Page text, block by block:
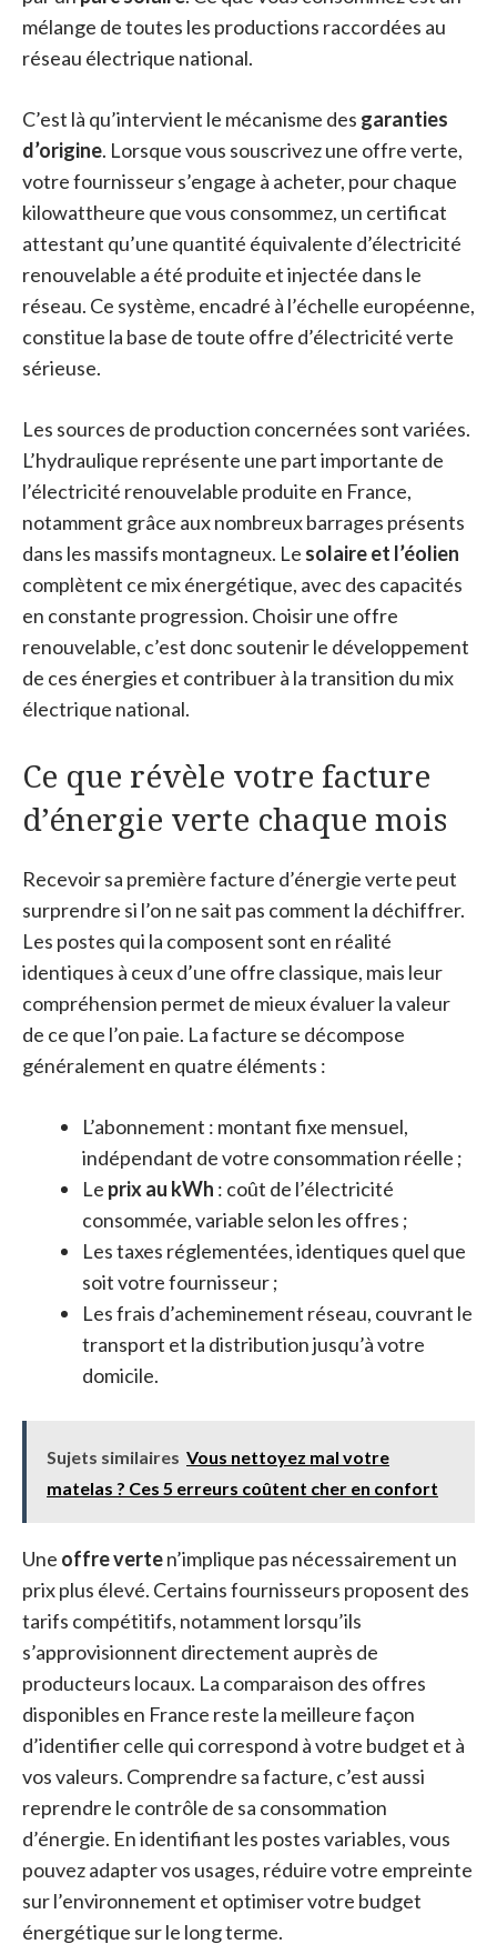
mélange de toutes les productions raccordées au
réseau électrique national.
C’est là qu’intervient le mécanisme des garanties
d’origine. Lorsque vous souscrivez une offre verte,
votre fournisseur s’engage à acheter, pour chaque
kilowattheure que vous consommez, un certificat
attestant qu’une quantité équivalente d’électricité
renouvelable a été produite et injectée dans le
réseau. Ce système, encadré à l’échelle européenne,
constitue la base de toute offre d’électricité verte
sérieuse.
Les sources de production concernées sont variées.
L’hydraulique représente une part importante de
l’électricité renouvelable produite en France,
notamment grâce aux nombreux barrages présents
dans les massifs montagneux. Le solaire et l’éolien
complètent ce mix énergétique, avec des capacités
en constante progression. Choisir une offre
renouvelable, c’est donc soutenir le développement
de ces énergies et contribuer à la transition du mix
électrique national.
Ce que révèle votre facture
d’énergie verte chaque mois
Recevoir sa première facture d’énergie verte peut
surprendre si l’on ne sait pas comment la déchiffrer.
Les postes qui la composent sont en réalité
identiques à ceux d’une offre classique, mais leur
compréhension permet de mieux évaluer la valeur
de ce que l’on paie. La facture se décompose
généralement en quatre éléments :
L’abonnement : montant fixe mensuel,
indépendant de votre consommation réelle ;
Le prix au kWh : coût de l’électricité
consommée, variable selon les offres ;
Les taxes réglementées, identiques quel que
soit votre fournisseur ;
Les frais d’acheminement réseau, couvrant le
transport et la distribution jusqu’à votre
domicile.
Sujets similaires Vous nettoyez mal votre
matelas ? Ces 5 erreurs coûtent cher en confort
Une offre verten’implique pas nécessairement un
prix plus élevé. Certains fournisseurs proposent des
tarifs compétitifs, notamment lorsqu’ils
s’approvisionnent directement auprès de
producteurs locaux. La comparaison des offres
disponibles en France reste la meilleure façon
d’identifier celle qui correspond à votre budget et à
vos valeurs. Comprendre sa facture, c’est aussi
reprendre le contrôle de sa consommation
d’énergie. En identifiant les postes variables, vous
pouvez adapter vos usages, réduire votre empreinte
sur l’environnement et optimiser votre budget
énergétique sur le long terme.